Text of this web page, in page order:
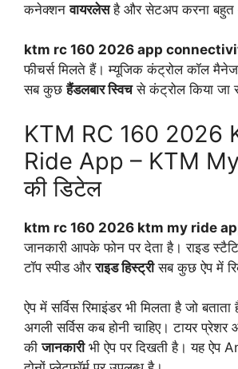
कनेक्शनवायरलेसहै और सेटअप करना बहुत
ktm rc 160 2026 app
फीचर्स मिलते हैं। म्यूजिक कंट्रोल कॉल
सब कुछहैंडलबार स्विचसे कंट्रोल किया जा
KTM RC 160 2026
Ride App – KTM
की डिटेल
ktm rc 160 2026 ktm my ride
जानकारी आपके फोन पर देता है। राइड
टॉप स्पीड औरराइड हिस्ट्रीसब कुछ ऐप में
ऐप में सर्विस रिमाइंडर भी मिलता है जो
अगली सर्विस कब होनी चाहिए। टायर
कीजानकारीभी ऐप पर दिखती है। यह ऐप